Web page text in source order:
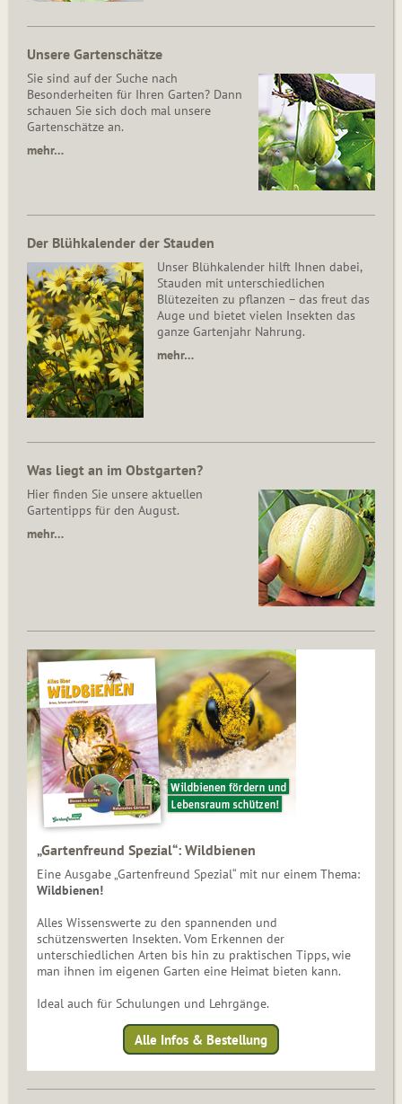
Unsere Gartenschätze
Sie sind auf der Suche nach
Besonderheiten für Ihren Garten? Dann
schauen Sie sich doch mal unsere
Gartenschätze an.
mehr…
Der Blühkalender der Stauden
Unser Blühkalender hilft Ihnen dabei,
Stauden mit unterschiedlichen
Blütezeiten zu pflanzen – das freut das
Auge und bietet vielen Insekten das
ganze Gartenjahr Nahrung.
mehr…
Was liegt an im Obstgarten?
Hier finden Sie unsere aktuellen
Gartentipps für den August.
mehr…
„Gartenfreund Spezial“: Wildbienen
Eine Ausgabe „Gartenfreund Spezial“ mit nur einem Thema:
Wildbienen!
Alles Wissenswerte zu den spannenden und
schützenswerten Insekten. Vom Erkennen der
unterschiedlichen Arten bis hin zu praktischen Tipps, wie
man ihnen im eigenen Garten eine Heimat bieten kann.
Ideal auch für Schulungen und Lehrgänge.
Alle Infos & Bestellung